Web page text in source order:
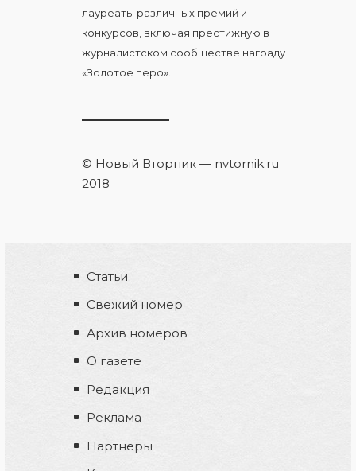
лауреаты различных премий и
конкурсов, включая престижную в
журналистском сообществе награду
«Золотое перо».
© Новый Вторник — nvtornik.ru
2018
Статьи
Свежий номер
Архив номеров
О газете
Редакция
Реклама
Партнеры